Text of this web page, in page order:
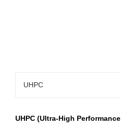
UHPC
UHPC (Ultra-High Performance